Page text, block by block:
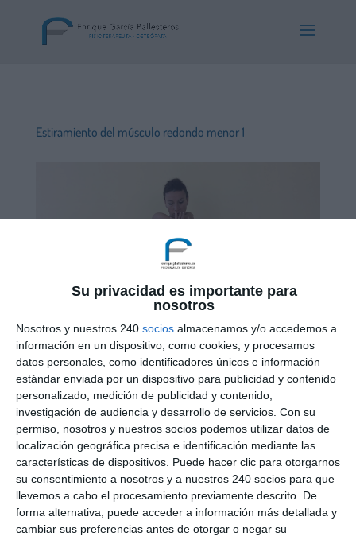
Su privacidad es importante para
nosotros
Nosotros y nuestros 240 socios almacenamos y/o accedemos a
información en un dispositivo, como cookies, y procesamos
datos personales, como identificadores únicos e información
estándar enviada por un dispositivo para publicidad y contenido
personalizado, medición de publicidad y contenido,
investigación de audiencia y desarrollo de servicios. Con su
permiso, nosotros y nuestros socios podemos utilizar datos de
localización geográfica precisa e identificación mediante las
características de dispositivos. Puede hacer clic para otorgarnos
su consentimiento a nosotros y a nuestros 240 socios para que
llevemos a cabo el procesamiento previamente descrito. De
forma alternativa, puede acceder a información más detallada y
cambiar sus preferencias antes de otorgar o negar su
Estiramiento del músculo redondo menor 1
Servicios
Drenaje Linfático
Masaje Deportivo
Masaje terapéutico
Osteopatía Craneal